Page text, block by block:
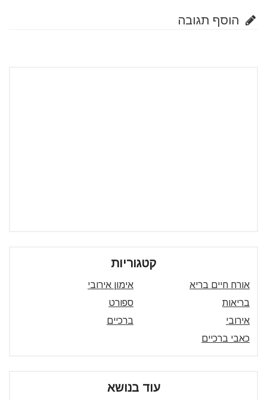
הוסף תגובה
קטגוריות
אורח חיים בריא
אימון אירובי
בריאות
ספורט
אירובי
ברכיים
כאבי ברכיים
עוד בנושא